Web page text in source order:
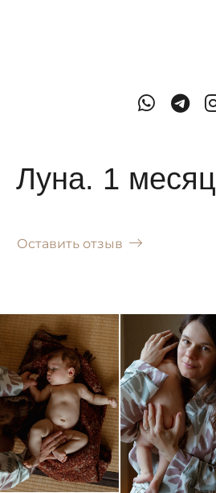
Луна. 1 месяц
Оставить отзыв